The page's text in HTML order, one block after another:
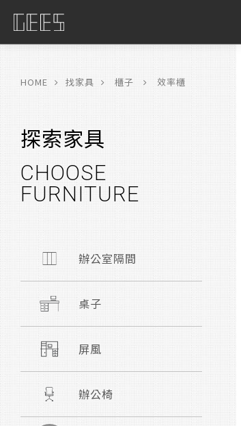
HOME 找家具 櫃子 效率櫃
探索家具
CHOOSE
FURNITURE
辦公室隔間
桌子
屏風
辦公椅